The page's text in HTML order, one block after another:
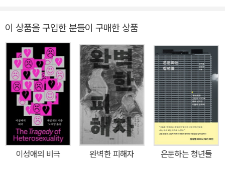
이 상품을 구입한 분들이 구매한 상품
이성애의 비극 완벽한 피해자 은둔하는 청년들